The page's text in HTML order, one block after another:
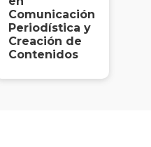
Comunicación
Periodística y
Creación de
Contenidos